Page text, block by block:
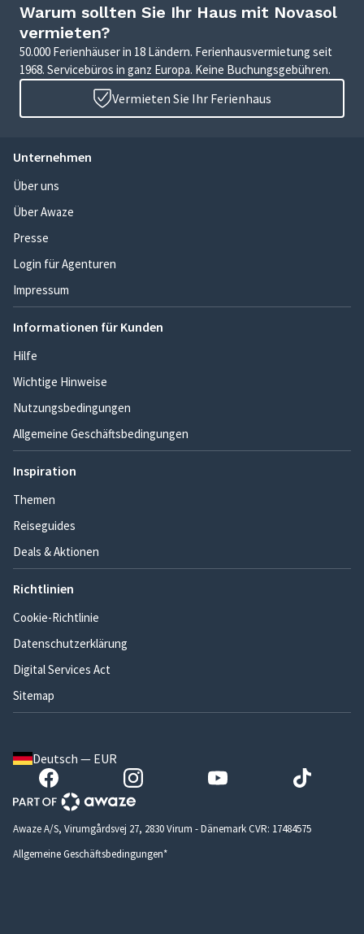
Warum sollten Sie Ihr Haus mit Novasol
vermieten?
50.000 Ferienhäuser in 18 Ländern. Ferienhausvermietung seit
1968. Servicebüros in ganz Europa. Keine Buchungsgebühren.
Vermieten Sie Ihr Ferienhaus
Unternehmen
Über uns
Über Awaze
Presse
Login für Agenturen
Impressum
Informationen für Kunden
Hilfe
Wichtige Hinweise
Nutzungsbedingungen
Allgemeine Geschäftsbedingungen
Inspiration
Themen
Reiseguides
Deals & Aktionen
Richtlinien
Cookie-Richtlinie
Datenschutzerklärung
Digital Services Act
Sitemap
Deutsch — EUR
Awaze A/S, Virumgårdsvej 27, 2830 Virum - Dänemark CVR: 17484575
Allgemeine Geschäftsbedingungen*